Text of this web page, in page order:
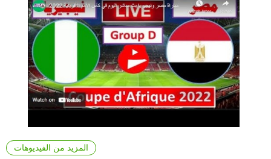
المزيد من الفيديوهات